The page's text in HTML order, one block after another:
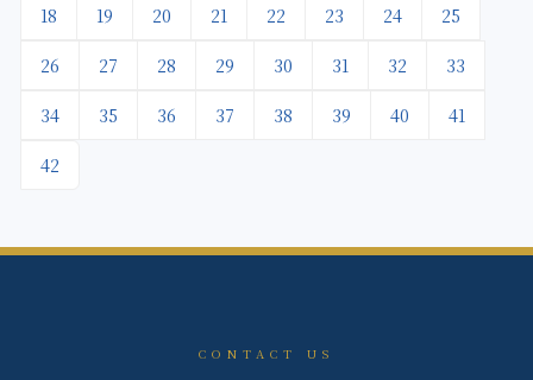
18 19 20 21 22 23 24 25
26 27 28 29 30 31 32 33
34 35 36 37 38 39 40 41
42
CONTACT US